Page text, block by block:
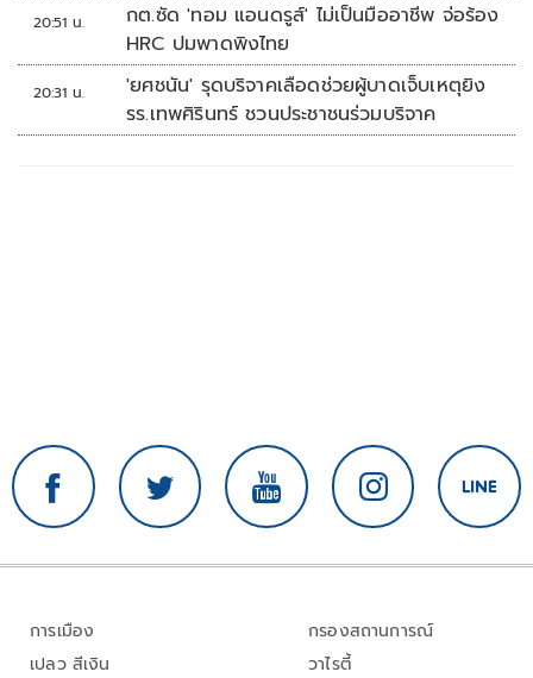
20:51 น.
กต.ซัด 'ทอม แอนดรูส์' ไม่เป็นมืออาชีพ จ่อร้อง
HRC ปมพาดพิงไทย
20:31 น.
'ยศชนัน' รุดบริจาคเลือดช่วยผู้บาดเจ็บเหตุยิง
รร.เทพศิรินทร์ ชวนประชาชนร่วมบริจาค
การเมือง
เปลว สีเงิน
กรองสถานการณ์
วาไรตี้